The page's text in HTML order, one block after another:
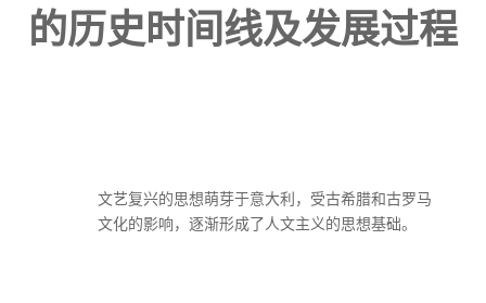
的历史时间线及发展过程
文艺复兴的思想萌芽于意大利，受古希腊和古罗马
文化的影响，逐渐形成了人文主义的思想基础。